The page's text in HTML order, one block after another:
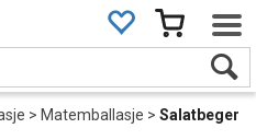
>Matemballasje>Salatbeger